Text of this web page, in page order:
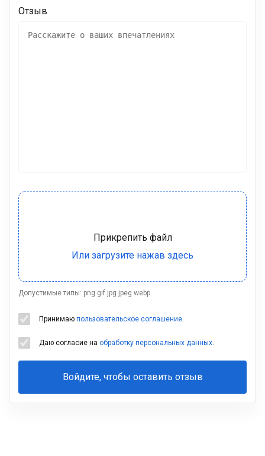
Отзыв
Допустимые типы: png gif jpg jpeg webp.
Принимаю пользовательское соглашение.
Даю согласие на обработку персональных данных.
Войдите, чтобы оставить отзыв
Ваша